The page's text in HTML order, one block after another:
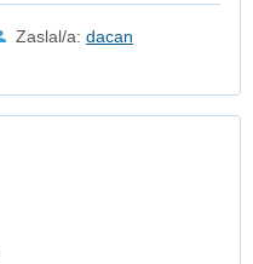
Zaslal/a: dacan